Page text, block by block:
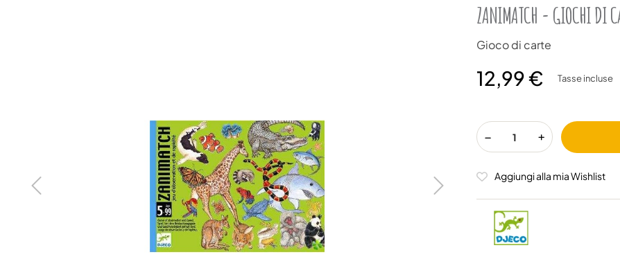
ZANIMATCH - GIOCHI DI
Gioco di carte
12,99 € Tasse incluse
Aggiungi alla mia Wishlist